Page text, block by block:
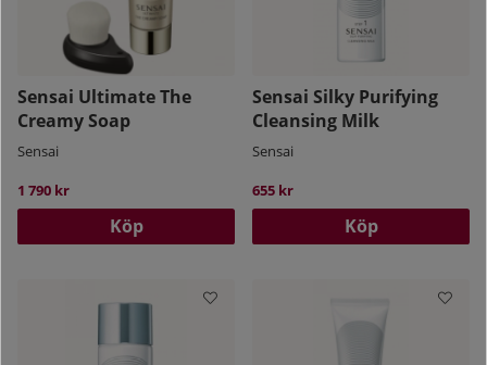
Sensai Ultimate The
Creamy Soap
Sensai
1 790 kr
Köp
Sensai Silky Purifying
Cleansing Milk
Sensai
655 kr
Köp